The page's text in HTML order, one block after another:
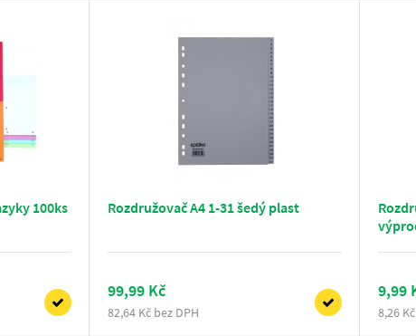
100ks Rozdružovač A4 1-31 šedý plast
99,99 Kč
82,64 Kč bez DPH
9,99
8,26